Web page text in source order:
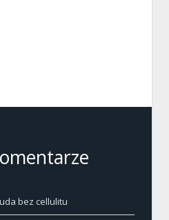
bez cellulitu